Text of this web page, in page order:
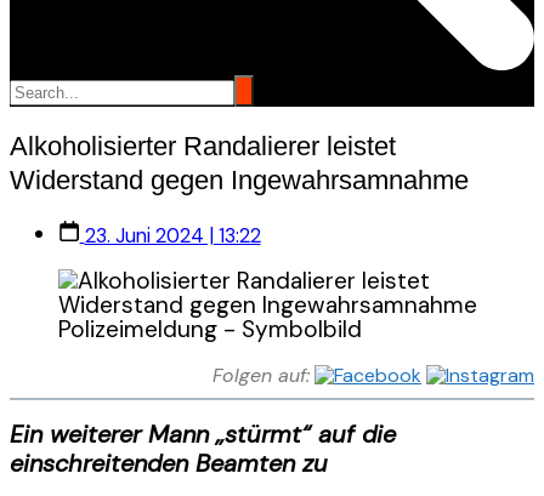
Alkoholisierter Randalierer leistet
Widerstand gegen Ingewahrsamnahme
23. Juni 2024 | 13:22
Polizeimeldung - Symbolbild
Folgen auf:
Ein weiterer Mann „stürmt“ auf die
einschreitenden Beamten zu